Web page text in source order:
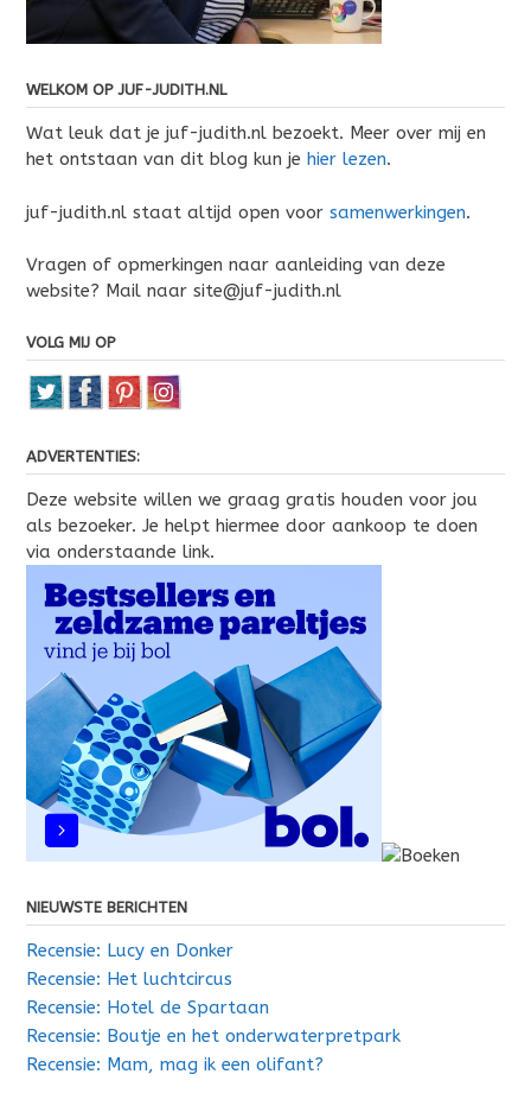
WELKOM OP JUF-JUDITH.NL
Wat leuk dat je juf-judith.nl bezoekt. Meer over mij en
het ontstaan van dit blog kun je hier lezen.
juf-judith.nl staat altijd open voor samenwerkingen.
Vragen of opmerkingen naar aanleiding van deze
website? Mail naar site@juf-judith.nl
VOLG MIJ OP
ADVERTENTIES:
Deze website willen we graag gratis houden voor jou
als bezoeker. Je helpt hiermee door aankoop te doen
via onderstaande link.
NIEUWSTE BERICHTEN
Recensie: Lucy en Donker
Recensie: Het luchtcircus
Recensie: Hotel de Spartaan
Recensie: Boutje en het onderwaterpretpark
Recensie: Mam, mag ik een olifant?